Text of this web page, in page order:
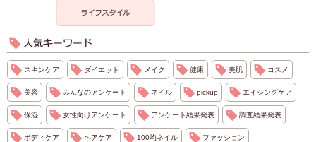
スキンケア ダイエット メイク 健康 美肌 コスメ
美容 みんなのアンケート ネイル pickup エイジングケア
保湿 女性向けアンケート アンケート結果発表 調査結果発表
ボディケア ヘアケア 100均ネイル ファッション